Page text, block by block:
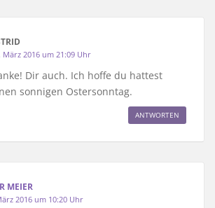
März 2016 um 21:09 Uhr
Dir auch. Ich hoffe du hattest
sonnigen Ostersonntag.
ANTWORTEN
MEIER
2016 um 10:20 Uhr